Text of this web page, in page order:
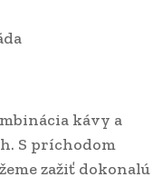
kávy a
S príchodom
zažiť dokonalú